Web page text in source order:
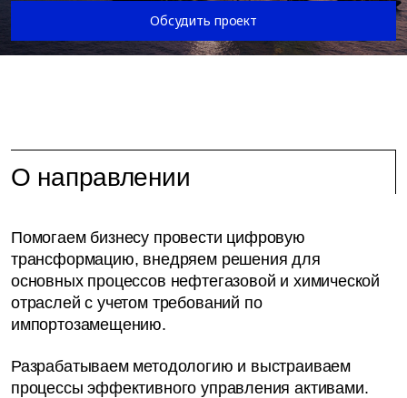
Обсудить проект
О направлении
Помогаем бизнесу провести цифровую
трансформацию, внедряем решения для
основных процессов нефтегазовой и химической
отраслей с учетом требований по
импортозамещению.
Разрабатываем методологию и выстраиваем
процессы эффективного управления активами.